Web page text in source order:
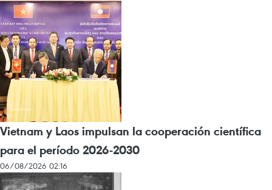
Vietnam y Laos impulsan la cooperación científica
para el período 2026-2030
06/08/2026 02:16